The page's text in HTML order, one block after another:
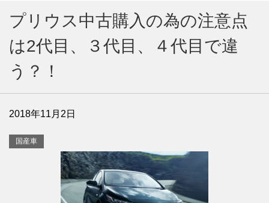
プリウス中古購入の為の注意点
は2代目、３代目、４代目で違
う？！
2018年11月2日
国産車